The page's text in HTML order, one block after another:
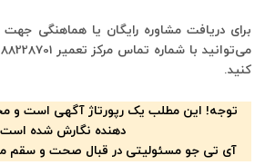
برای دریافت مشاوره رایگان یا هماهنگی
کنید.
توجه! این مطلب یک رپورتاژ آگهی است و
دهنده نگارش شده
آی تی جو مسئولیتی در قبال صحت و سقم